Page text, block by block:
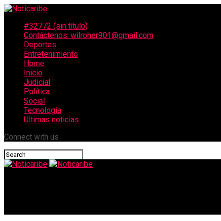
#32772 (sin título)
Contáctenos: wilroher901@gmail.com
Deportes
Entretenimiento
Home
Inicio
Judicial
Política
Social
Tecnología
Ultimas noticias
Connect with us